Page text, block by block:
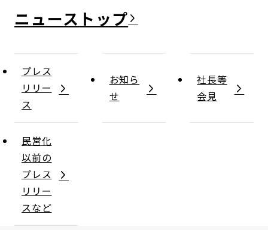
ニュース
プレス
リリー
ス
お知ら
せ
社長等
会見
民営化
以前の
プレス
リリー
スなど